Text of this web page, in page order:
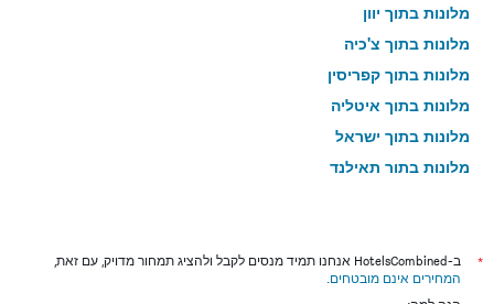
מלונות בתוך יוון
מלונות בתוך צ'כיה
מלונות בתוך קפריסין
מלונות בתוך איטליה
מלונות בתוך ישראל
מלונות בתוך תאילנד
*
ב-HotelsCombined אנחנו תמיד מנסים לקבל ולהציג תמחור מדויק, עם זאת,
המחירים אינם מובטחים.